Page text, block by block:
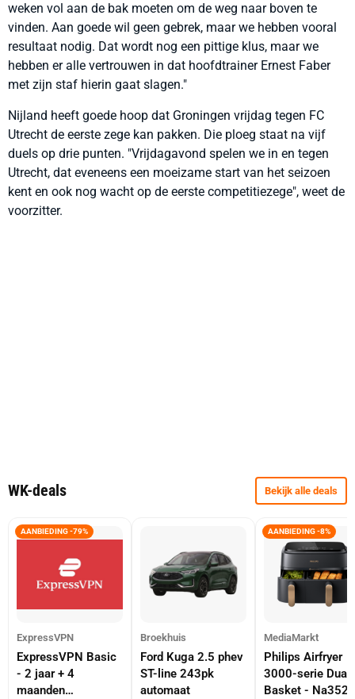
weken vol aan de bak moeten om de weg naar boven te
vinden. Aan goede wil geen gebrek, maar we hebben vooral
resultaat nodig. Dat wordt nog een pittige klus, maar we
hebben er alle vertrouwen in dat hoofdtrainer Ernest Faber
met zijn staf hierin gaat slagen."
Nijland heeft goede hoop dat Groningen vrijdag tegen FC
Utrecht de eerste zege kan pakken. Die ploeg staat na vijf
duels op drie punten. "Vrijdagavond spelen we in en tegen
Utrecht, dat eveneens een moeizame start van het seizoen
kent en ook nog wacht op de eerste competitiezege", weet de
voorzitter.
WK-deals Bekijk alle deals
AANBIEDING -79%
ExpressVPN
ExpressVPN Basic
- 2 jaar + 4
maanden
Broekhuis
Ford Kuga 2.5 phev
ST-line 243pk
automaat
AANBIEDING -8%
MediaMarkt
Philips Airfryer
3000-serie Dual
Basket -